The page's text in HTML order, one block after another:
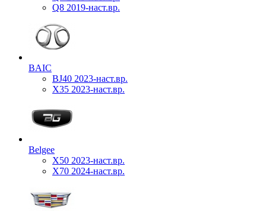
Q8 2019-наст.вр.
BAIC
BJ40 2023-наст.вр.
X35 2023-наст.вр.
Belgee
X50 2023-наст.вр.
X70 2024-наст.вр.